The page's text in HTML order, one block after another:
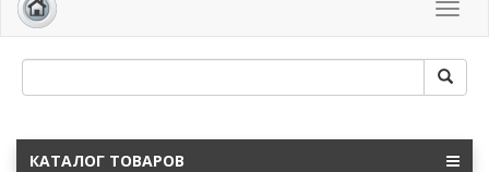
КАТАЛОГ ТОВАРОВ